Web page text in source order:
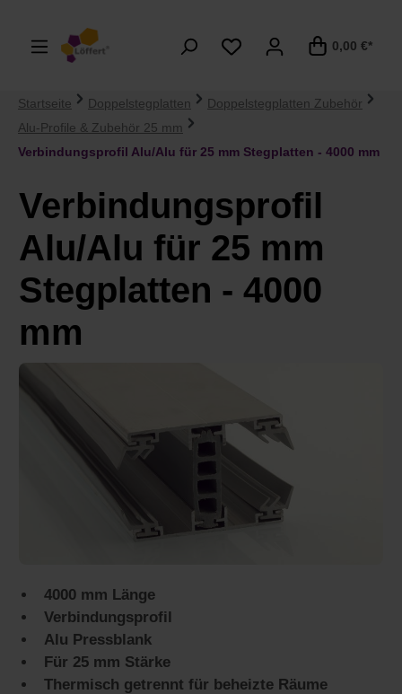
0,00 €*
Startseite Doppelstegplatten
Doppelstegplatten Zubehör
Alu-Profile & Zubehör 25 mm
Verbindungsprofil Alu/Alu für 25 mm Stegplatten - 4000 mm
Verbindungsprofil
Alu/Alu für 25 mm
Stegplatten - 4000
mm
4000 mm Länge
Verbindungsprofil
Alu Pressblank
Für 25 mm Stärke
Thermisch getrennt für beheizte Räume